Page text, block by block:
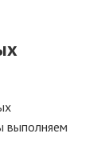
выполняем